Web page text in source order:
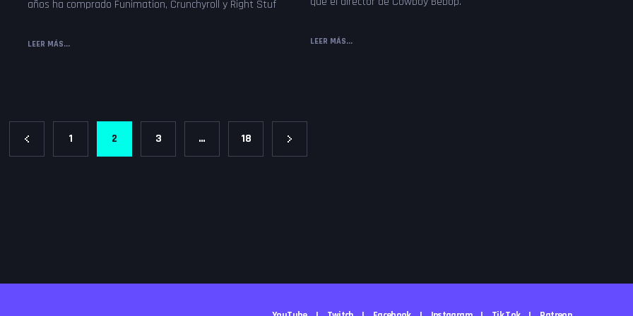
años ha comprado Funimation, Crunchyroll y Right Stuf
LEER MÁS... LEER MÁS...
Paginación
de
1 2 3 … 18